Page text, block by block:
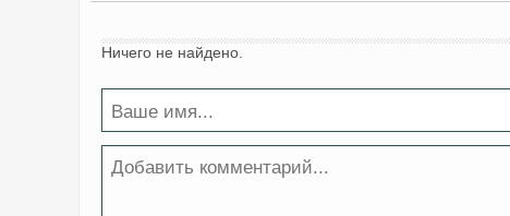
Ничего не найдено.